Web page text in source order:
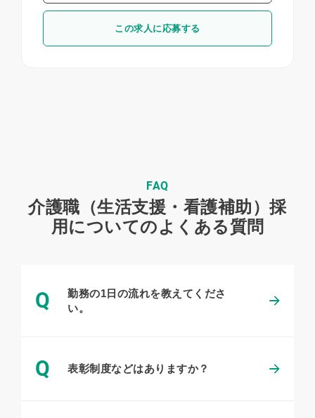
この求人に応募する
FAQ
介護職（生活支援・看護補助）採
用についてのよくある質問
Q
勤務の1日の流れを教えてくださ
い。
Q 表彰制度などはありますか？